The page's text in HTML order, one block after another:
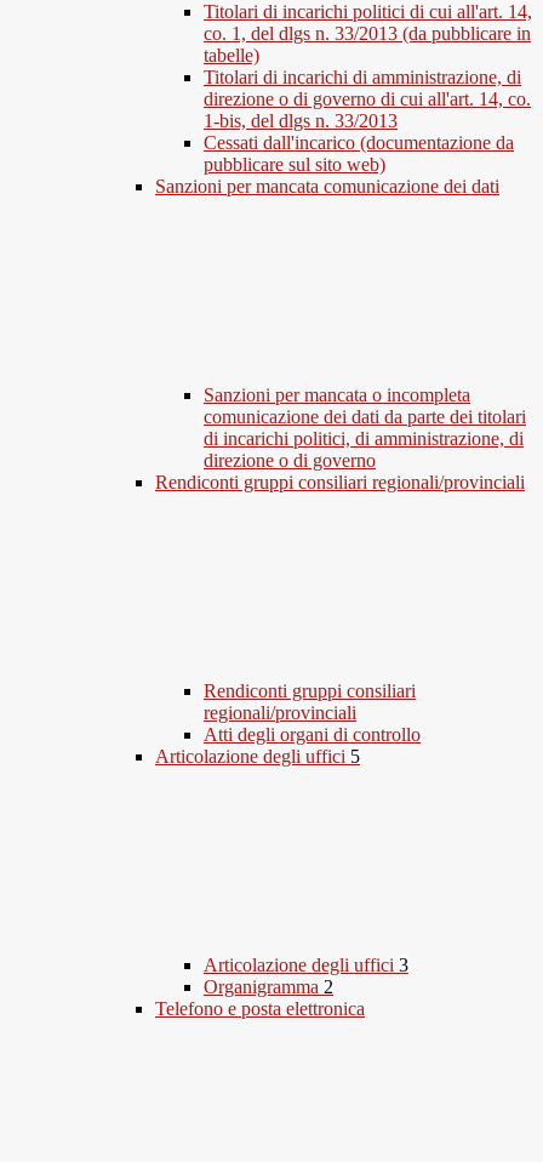
Titolari di incarichi politici di cui all'art. 14,
co. 1, del dlgs n. 33/2013 (da pubblicare in
tabelle)
Titolari di incarichi di amministrazione, di
direzione o di governo di cui all'art. 14, co.
1-bis, del dlgs n. 33/2013
Cessati dall'incarico (documentazione da
pubblicare sul sito web)
Sanzioni per mancata comunicazione dei dati
Sanzioni per mancata o incompleta
comunicazione dei dati da parte dei titolari
di incarichi politici, di amministrazione, di
direzione o di governo
Rendiconti gruppi consiliari regionali/provinciali
Rendiconti gruppi consiliari
regionali/provinciali
Atti degli organi di controllo
Articolazione degli uffici 5
Articolazione degli uffici 3
Organigramma 2
Telefono e posta elettronica